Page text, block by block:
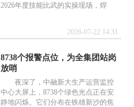
2026年度技能比武的实操现场，焊
2026-07-22 14:31
8738个报警点位，为全集团站岗
放哨
夜深了，中融新大生产运营监控
中心大屏上，8738个绿色光点正在安
静地闪烁。它们分布在铁雄新沙的焦